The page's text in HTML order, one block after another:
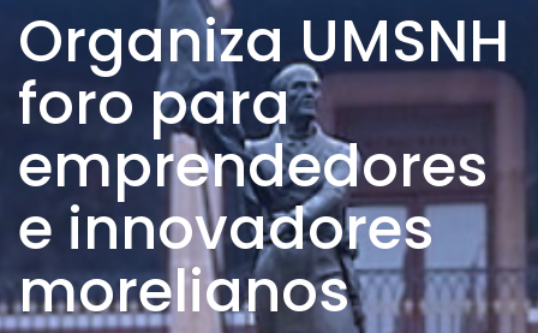
Organiza UMSNH
foro para
emprendedores
e innovadores
morelianos